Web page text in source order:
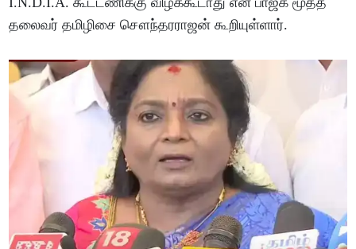
தலைவர் தமிழிசை சௌந்தரராஜன் கூறியுள்ளார்.